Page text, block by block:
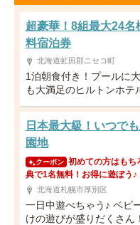
超豪華！8組最大24
料宿泊券
北海道虻田郡ニセコ町
1泊朝食付き！プールに
も大満足のヒルトンホテ
日本最大級！いつで
園地
クーポン 初めての方はもち
典で1名無料！お得に遊ぼう♪
北海道札幌市厚別区
一日中遊べちゃう♪ ベビ
けの遊びが盛りだくさん！